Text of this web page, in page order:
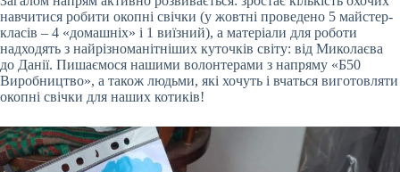
навчитися робити окопні свічки (у жовтні проведено 5 майстер-
класів – 4 «домашніх» і 1 виїзний), а матеріали для роботи
надходять з найрізноманітніших куточків світу: від Миколаєва
до Данії. Пишаємося нашими волонтерами з напряму «Б50
Виробництво», а також людьми, які хочуть і вчаться виготовляти
окопні свічки для наших котиків!